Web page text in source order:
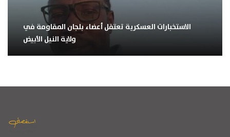
الاستخبارات العسكرية تعتقل أعضاء بلجان المقاومة في
ولاية النيل الأبيض